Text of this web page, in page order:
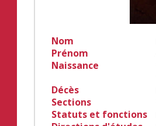
Nom
Prénom
Naissance
Décès
Sections
Statuts et fonctions